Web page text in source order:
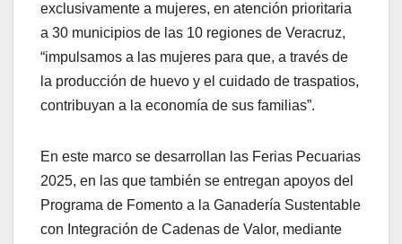
exclusivamente a mujeres, en atención prioritaria
a 30 municipios de las 10 regiones de Veracruz,
“impulsamos a las mujeres para que, a través de
la producción de huevo y el cuidado de traspatios,
contribuyan a la economía de sus familias”.
En este marco se desarrollan las Ferias Pecuarias
2025, en las que también se entregan apoyos del
Programa de Fomento a la Ganadería Sustentable
con Integración de Cadenas de Valor, mediante